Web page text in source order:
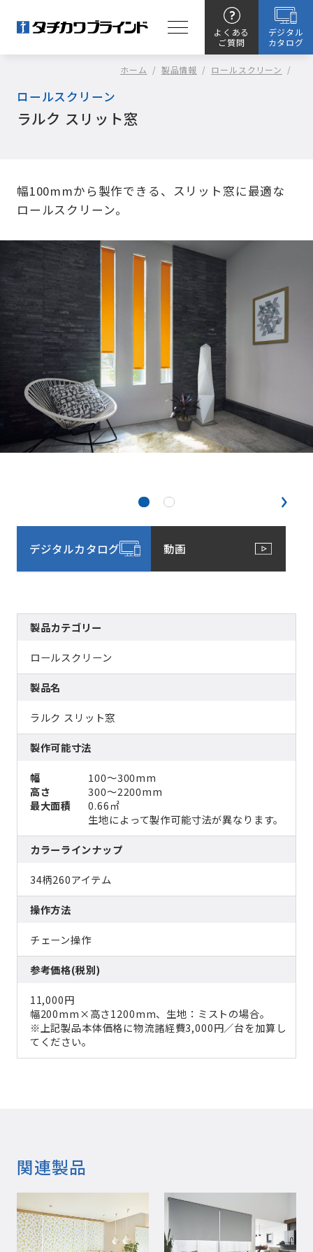
よくある
ご質問
デジタル
カタログ
ホーム / 製品情報 / ロールスクリーン /
ロールスクリーン
ラルク スリット窓
幅100mmから製作できる、スリット窓に最適な
ロールスクリーン。
デジタルカタログ 動画
製品カテゴリー
ロールスクリーン
製品名
ラルク スリット窓
製作可能寸法
幅
100～300mm
高さ
300～2200mm
最大面積
0.66㎡
生地によって製作可能寸法が異なります。
カラーラインナップ
34柄260アイテム
操作方法
チェーン操作
参考価格(税別)
11,000円
幅200mm×高さ1200mm、生地：ミストの場合。
※上記製品本体価格に物流諸経費3,000円／台を加算し
てください。
関連製品